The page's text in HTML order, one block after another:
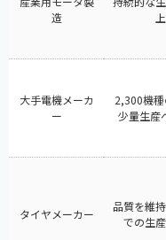
造
上
大手電機メーカ
ー
2,300機
少量生産
タイヤメーカー
品質を維
での生